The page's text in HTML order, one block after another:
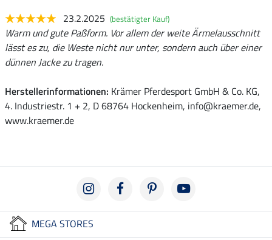
23.2.2025 (bestätigter Kauf)
Warm und gute Paßform. Vor allem der weite Ärmelausschnitt
lässt es zu, die Weste nicht nur unter, sondern auch über einer
dünnen Jacke zu tragen.
Herstellerinformationen: Krämer Pferdesport GmbH & Co. KG,
4. Industriestr. 1 + 2, D 68764 Hockenheim, info@kraemer.de,
www.kraemer.de
MEGA STORES